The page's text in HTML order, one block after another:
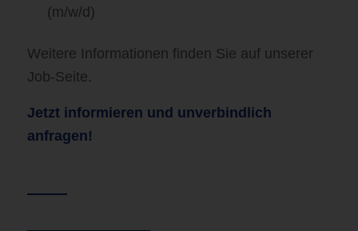
(m/w/d)
Weitere Informationen finden Sie auf unserer
Job-Seite.
Jetzt informieren und unverbindlich
anfragen!